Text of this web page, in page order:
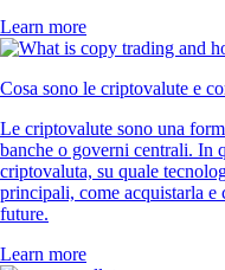
Learn more
Cosa sono le criptovalute e
Le criptovalute sono una
banche o governi centrali. In
criptovaluta, su quale
principali, come acquistarla e
future.
Learn more